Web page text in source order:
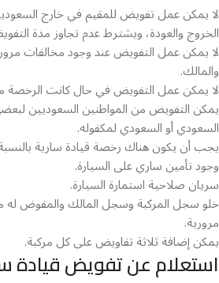
لا يمكن عمل تفويض للمقيم في خارج
الخروج والعودة، ويشترط عدم تجاوز مدة
لا يمكن عمل التفويض عند وجود مخالفات
والمالك.
لا يمكن عمل التفويض في حال كانت الرخصة
يمكن التفويض من المواطنين السعوديين
السعودي أو السعودي لمكفوله.
يجب أن يكون هناك رخصة قيادة سارية
وجود تأمين ساري على السيارة.
سريان صلاحية استمارة السيارة.
خلو سجل المركبة وسجل المالك والمفوض له
مرورية.
يمكن إضافة ثلاثة تفاويض على كل مركبة.
استعلام عن تفويض قيادة